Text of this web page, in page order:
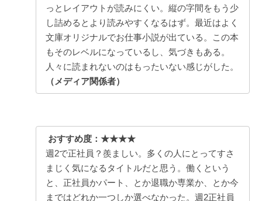
っとレイアウトが読みにくい。縦の字間をもう少
し詰めるとより読みやすくなるはず。最近はよく
文庫オリジナルでお仕事小説が出ている。この本
もそのレベルになっているし、気づきもある。
人々に読まれないのはもったいない感じがした。
（メディア関係者）
おすすめ度：★★★★
週2で正社員？羨ましい。多くの人にとってすさ
まじく気になるタイトルだと思う。働くという
と、正社員かパート、とか退職か専業か、とか今
まではどれか一つしか選べなかった。週2正社員